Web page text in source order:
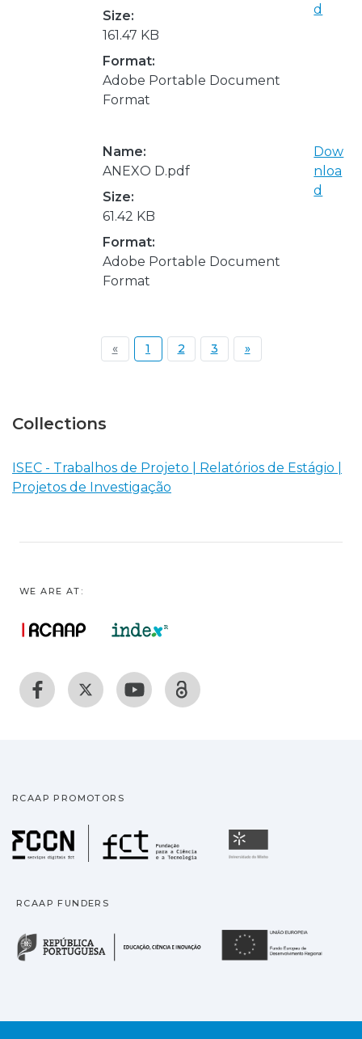
Size:
161.47 KB
Format:
Adobe Portable Document
Format
d
Name:
ANEXO D.pdf
Size:
61.42 KB
Format:
Adobe Portable Document
Format
Dow
nloa
d
« 1 (current)
2 3 »
Collections
ISEC - Trabalhos de Projeto | Relatórios de Estágio |
Projetos de Investigação
WE ARE AT:
RCAAP PROMOTORS
Fundação para a
RCAAP FUNDERS
República Portuguesa